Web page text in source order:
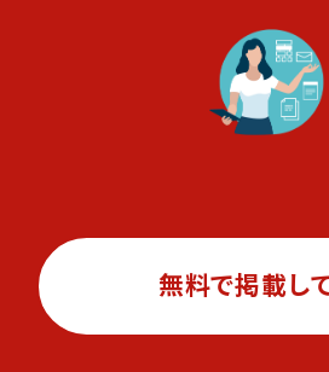
無料で掲載し